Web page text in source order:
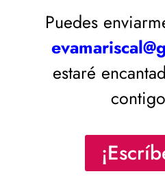
Puedes
estaré